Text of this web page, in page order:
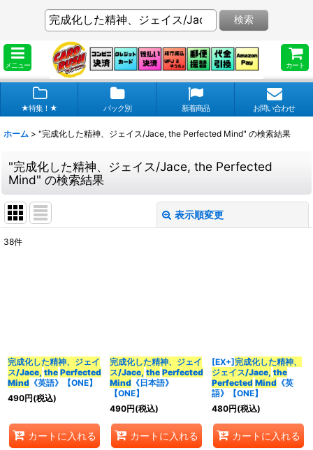
メニュー カート
検索
★特集！★ パック別 新着商品 お問い合わせ
ホーム > "完成化した精神、ジェイス/Jace, the Perfected Mind" の検索結果
"完成化した精神、ジェイス/Jace, the Perfected
Mind" の検索結果
表示順変更
カテゴリ:
特集
38件
完成化した精神、ジェイ
ス/Jace, the Perfected
Mind 《英語》【ONE】
490円(税込)
カートに入れる
完成化した精神、ジェイ
ス/Jace, the Perfected
Mind《日本語》
【ONE】
490円(税込)
カートに入れる
[EX+]完成化した精神、
ジェイス/Jace, the
Perfected Mind《英
語》【ONE】
480円(税込)
カートに入れる